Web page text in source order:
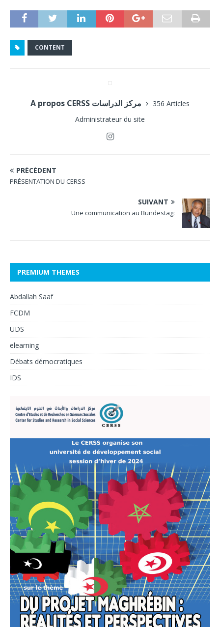
CONTENT
356 Articles
Administrateur du site
PRÉCÉDENT
PRÉSENTATION DU CERSS
SUIVANT
Une communication au Bundestag:
PREMIUM THEMES
Abdallah Saaf
FCDM
UDS
elearning
Débats démocratiques
IDS